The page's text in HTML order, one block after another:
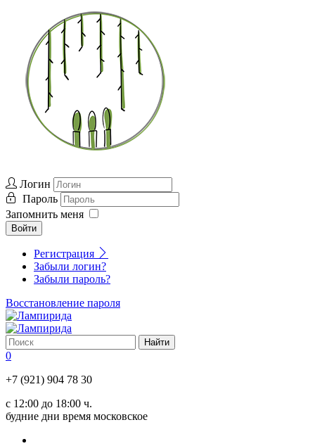
Логин
Пароль
Запомнить меня
Войти
Регистрация
Забыли логин?
Забыли пароль?
Восстановление пароля
0
+7 (921) 904 78 30
с 12:00 до 18:00 ч.
будние дни время московское